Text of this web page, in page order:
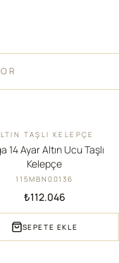
TAŞLI KELEPÇE
14 Ayar Altın Ucu Taşlı
Kelepçe
115MBN00136
₺112.046
SEPETE EKLE